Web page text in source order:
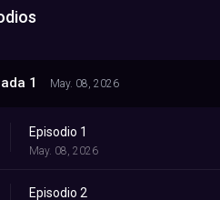
1 May. 08, 2026
Episodio 1
May. 08, 2026
Episodio 2